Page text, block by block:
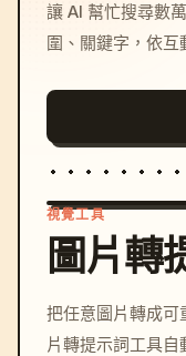
讓 AI 幫忙搜尋數
圍、關鍵字，依互
視覺工具
圖片轉
把任意圖片轉成可
片轉提示詞工具